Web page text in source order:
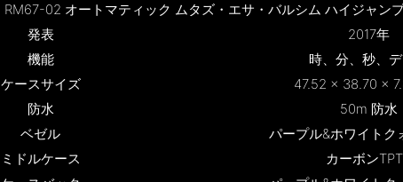
RM67-02 オートマティック ムタズ・エサ・バルシム ハイジャン
発表
2017年
機能
時、分、秒、
ケースサイズ
47.52 × 38.70 ×
防水
50m 防水
ベゼル
パープル&ホワイトク
ミドルケース
カーボン